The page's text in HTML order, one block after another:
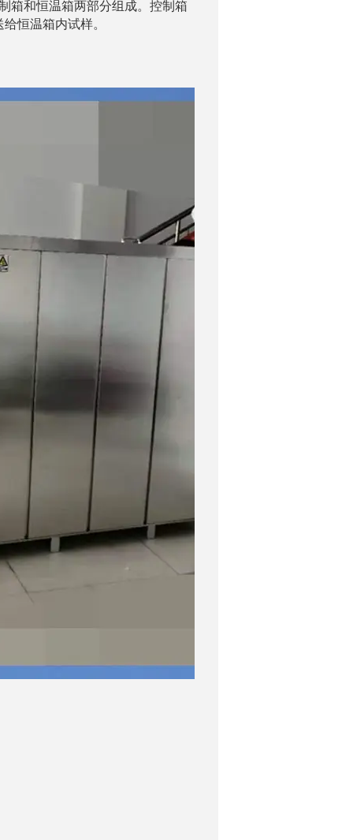
箱和恒温箱两部分组成。控制箱
恒温箱内试样。